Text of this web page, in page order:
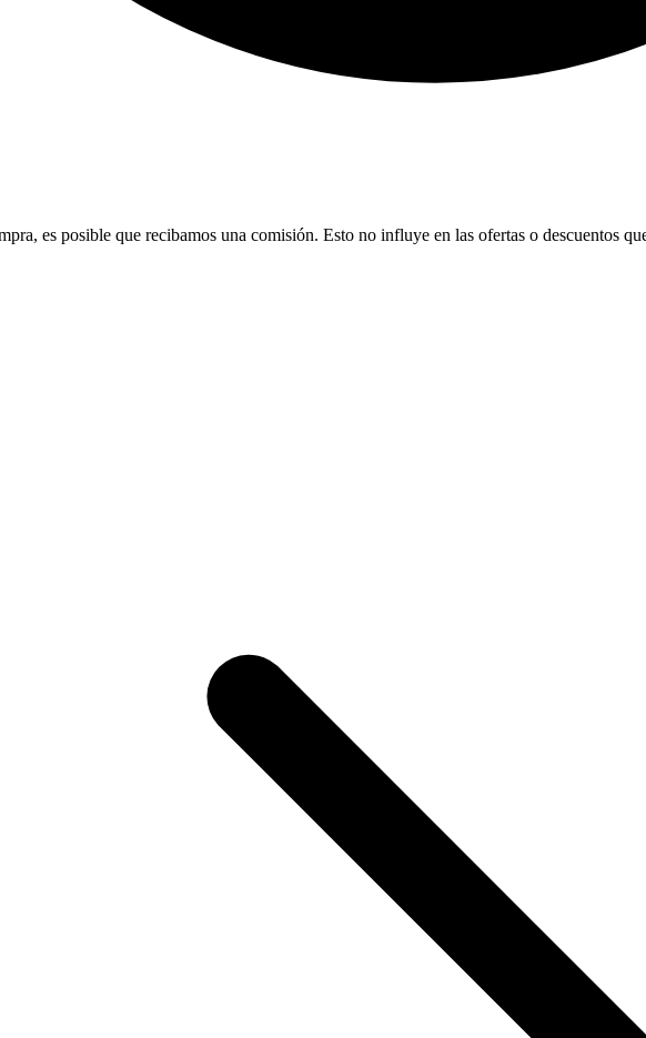
es posible que recibamos una comisión. Esto no influye en las ofertas o descuentos